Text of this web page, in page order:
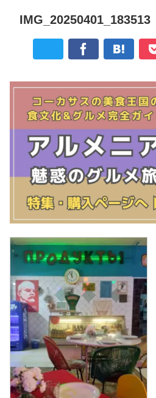
IMG_20250401_183513